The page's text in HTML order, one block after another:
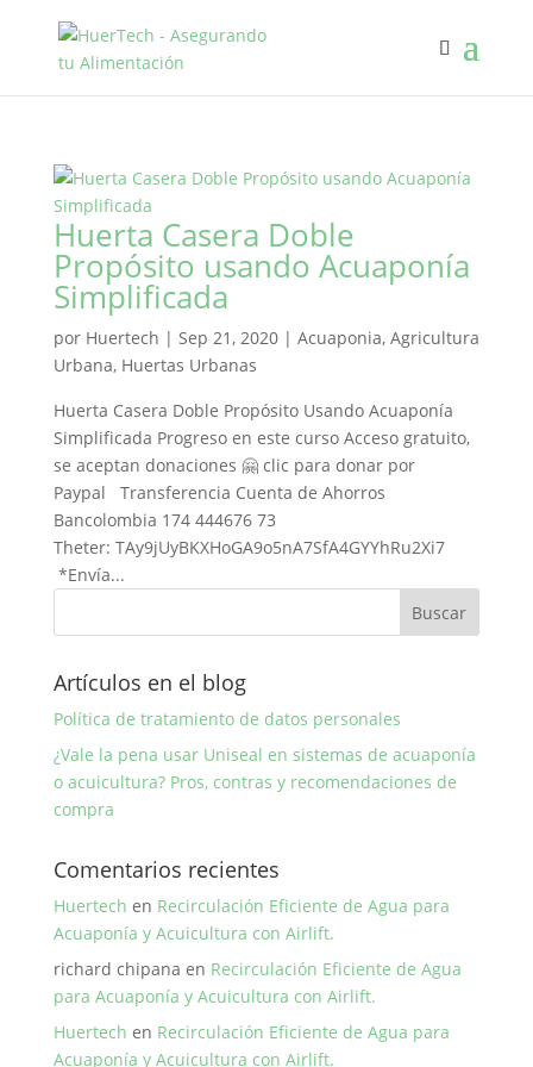
Huerta Casera Doble
Propósito usando Acuaponía
Simplificada
por Huertech | Sep 21, 2020| Acuaponia, Agricultura
Urbana, Huertas Urbanas
Huerta Casera Doble Propósito Usando Acuaponía
Simplificada Progreso en este curso Acceso gratuito,
se aceptan donaciones 🤗 clic para donar por
Paypal Transferencia Cuenta de Ahorros
Bancolombia 174 444676 73
Theter: TAy9jUyBKXHoGA9o5nA7SfA4GYYhRu2Xi7
*Envía...
Artículos en el blog
Política de tratamiento de datos personales
¿Vale la pena usar Uniseal en sistemas de acuaponía
o acuicultura? Pros, contras y recomendaciones de
compra
Comentarios recientes
Huertech en Recirculación Eficiente de Agua para
Acuaponía y Acuicultura con Airlift.
richard chipana en Recirculación Eficiente de Agua
para Acuaponía y Acuicultura con Airlift.
Huertech en Recirculación Eficiente de Agua para
Acuaponía y Acuicultura con Airlift.